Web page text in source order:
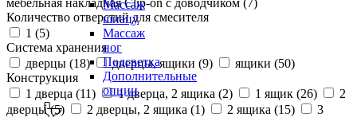
Массаж
шиацу
Массаж
ног
Подсветка
Дополнительные
опции
Количество отверстий для смесителя
1 (5)
Система хранения
дверцы (18) дверцы, ящики (9) ящики (50)
Конструкция
1 дверца (11) 1 дверца, 2 ящика (2) 1 ящик (26)
2
дверцы (5) 2 дверцы, 2 ящика (1) 2 ящика (15)
3